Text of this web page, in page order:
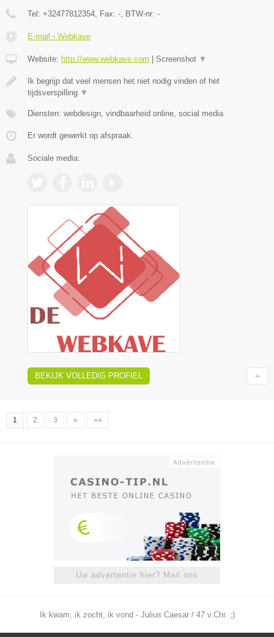
Tel: +32477812354 , Fax: - , BTW-nr: -
E-mail › Webkave
Website: http://www.webkave.com Screenshot ▼
Ik begrijp dat veel mensen het niet nodig vinden of het
tijdsverspilling ▼
Diensten: webdesign, vindbaarheid online, social media
Er wordt gewerkt op afspraak.
Sociale media:
BEKIJK VOLLEDIG PROFIEL
1 2 3 » »»
Uw advertentie hier? Mail ons
Ik kwam, ik zocht, ik vond - Julius Caesar / 47 v.Chr. ;)